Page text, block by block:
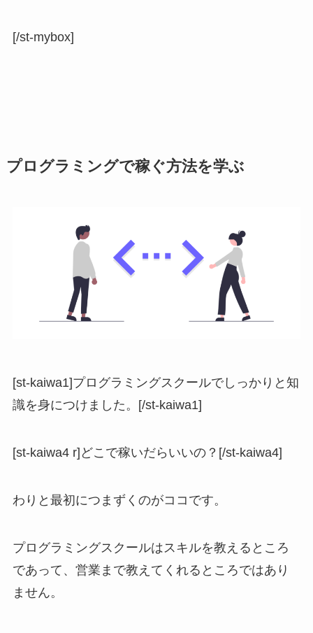
[/st-mybox]
プログラミングで稼ぐ方法を学ぶ
[st-kaiwa1]プログラミングスクールでしっかりと知
識を身につけました。[/st-kaiwa1]
[st-kaiwa4 r]どこで稼いだらいいの？[/st-kaiwa4]
わりと最初につまずくのがココです。
プログラミングスクールはスキルを教えるところ
であって、営業まで教えてくれるところではあり
ません。